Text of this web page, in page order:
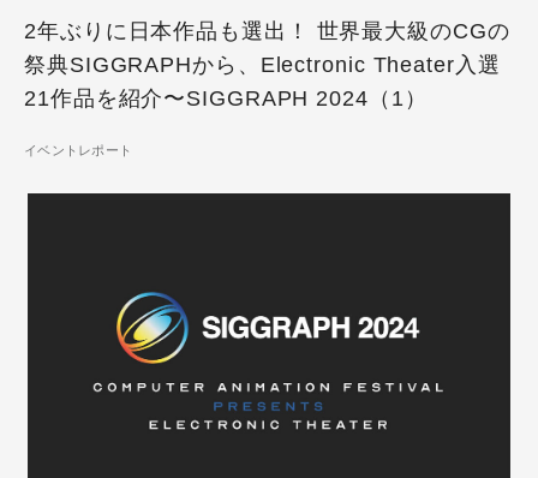
2年ぶりに日本作品も選出！ 世界最大級のCGの
祭典SIGGRAPHから、Electronic Theater入選
21作品を紹介〜SIGGRAPH 2024（1）
イベントレポート